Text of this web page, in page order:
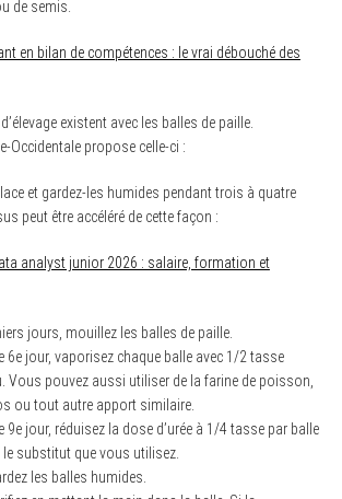
de semis.
en bilan de compétences : le vrai débouché des
existent avec les balles de paille.
Occidentale propose celle-ci :
et gardez-les humides pendant trois à quatre
peut être accéléré de cette façon :
analyst junior 2026 : salaire, formation et
jours, mouillez les balles de paille.
6e jour, vaporisez chaque balle avec 1/2 tasse
Vous pouvez aussi utiliser de la farine de poisson,
ou tout autre apport similaire.
9e jour, réduisez la dose d’urée à 1/4 tasse par balle
le substitut que vous utilisez.
les balles humides.